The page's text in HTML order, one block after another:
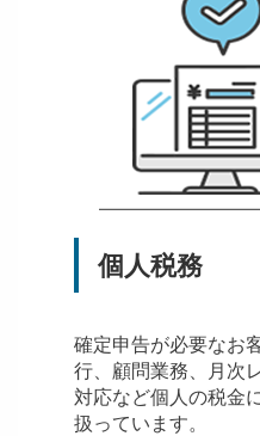
個人税務
確定申告が必要なお
行、顧問業務、月次
対応など個人の税金
扱っています。